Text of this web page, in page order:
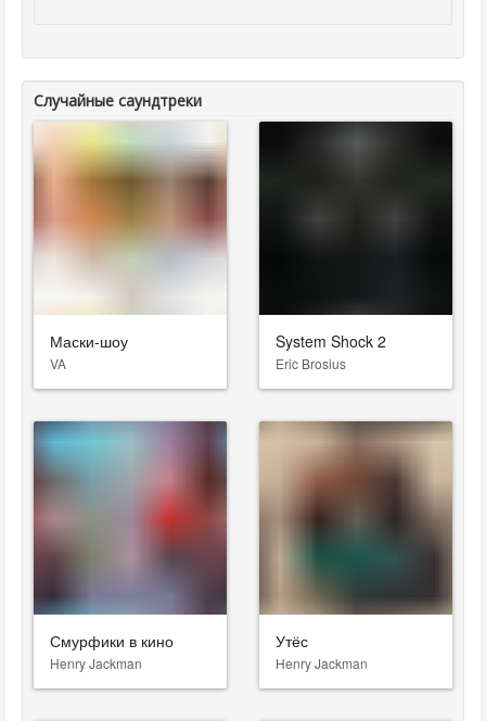
Случайные саундтреки
Маски-шоу
VA
System Shock 2
Eric Brosius
Смурфики в кино
Henry Jackman
Утёс
Henry Jackman